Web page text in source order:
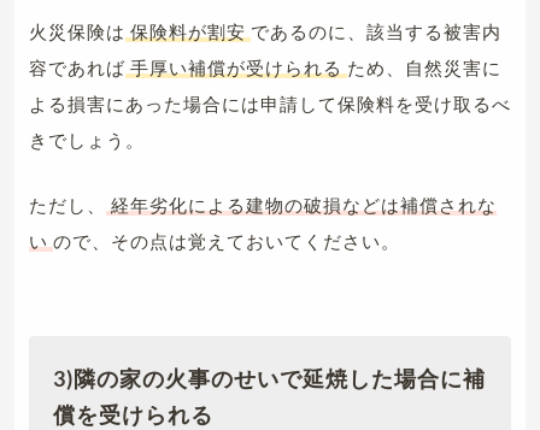
火災保険は 保険料が割安 であるのに、該当する被害内
容であれば 手厚い補償が受けられる ため、自然災害に
よる損害にあった場合には申請して保険料を受け取るべ
きでしょう。
ただし、
経年劣化による建物の破損などは補償されな
い ので、その点は覚えておいてください。
3)隣の家の火事のせいで延焼した場合に補
償を受けられる